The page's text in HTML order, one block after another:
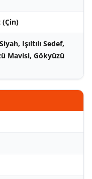
(Çin)
Işıltılı Sedef,
Mavisi, Gökyüzü